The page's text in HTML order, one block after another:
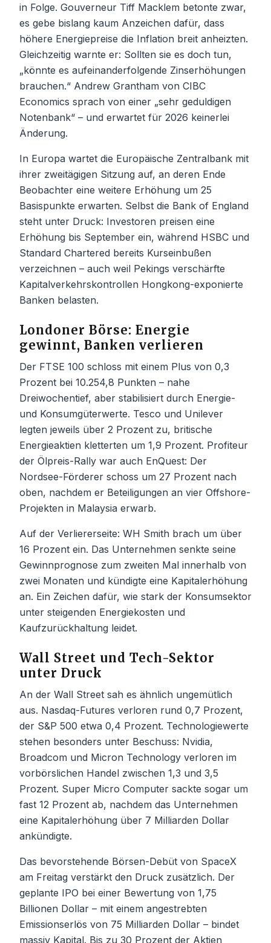
in Folge. Gouverneur Tiff Macklem betonte zwar,
es gebe bislang kaum Anzeichen dafür, dass
höhere Energiepreise die Inflation breit anheizten.
Gleichzeitig warnte er: Sollten sie es doch tun,
„könnte es aufeinanderfolgende Zinserhöhungen
brauchen.“ Andrew Grantham von CIBC
Economics sprach von einer „sehr geduldigen
Notenbank“ – und erwartet für 2026 keinerlei
Änderung.
In Europa wartet die Europäische Zentralbank mit
ihrer zweitägigen Sitzung auf, an deren Ende
Beobachter eine weitere Erhöhung um 25
Basispunkte erwarten. Selbst die Bank of England
steht unter Druck: Investoren preisen eine
Erhöhung bis September ein, während HSBC und
Standard Chartered bereits Kurseinbußen
verzeichnen – auch weil Pekings verschärfte
Kapitalverkehrskontrollen Hongkong-exponierte
Banken belasten.
Londoner Börse: Energie
gewinnt, Banken verlieren
Der FTSE 100 schloss mit einem Plus von 0,3
Prozent bei 10.254,8 Punkten – nahe
Dreiwochentief, aber stabilisiert durch Energie-
und Konsumgüterwerte. Tesco und Unilever
legten jeweils über 2 Prozent zu, britische
Energieaktien kletterten um 1,9 Prozent. Profiteur
der Ölpreis-Rally war auch EnQuest: Der
Nordsee-Förderer schoss um 27 Prozent nach
oben, nachdem er Beteiligungen an vier Offshore-
Projekten in Malaysia erwarb.
Auf der Verliererseite: WH Smith brach um über
16 Prozent ein. Das Unternehmen senkte seine
Gewinnprognose zum zweiten Mal innerhalb von
zwei Monaten und kündigte eine Kapitalerhöhung
an. Ein Zeichen dafür, wie stark der Konsumsektor
unter steigenden Energiekosten und
Kaufzurückhaltung leidet.
Wall Street und Tech-Sektor
unter Druck
An der Wall Street sah es ähnlich ungemütlich
aus. Nasdaq-Futures verloren rund 0,7 Prozent,
der S&P 500 etwa 0,4 Prozent. Technologiewerte
stehen besonders unter Beschuss: Nvidia,
Broadcom und Micron Technology verloren im
vorbörslichen Handel zwischen 1,3 und 3,5
Prozent. Super Micro Computer sackte sogar um
fast 12 Prozent ab, nachdem das Unternehmen
eine Kapitalerhöhung über 7 Milliarden Dollar
ankündigte.
Das bevorstehende Börsen-Debüt von SpaceX
am Freitag verstärkt den Druck zusätzlich. Der
geplante IPO bei einer Bewertung von 1,75
Billionen Dollar – mit einem angestrebten
Emissionserlös von 75 Milliarden Dollar – bindet
massiv Kapital. Bis zu 30 Prozent der Aktien